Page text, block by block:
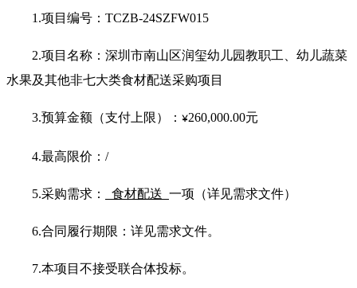
1.项目编号：TCZB-24SZFW015
2.项目名称：深圳市南山区润玺幼儿园教职工、幼儿蔬菜
水果及其他非七大类食材配送采购项目
3.预算金额（支付上限）： ¥260,000.00元
4.最高限价：/
5.采购需求： 食材配送 一项（详见需求文件）
6.合同履行期限：详见需求文件。
7.本项目不接受联合体投标。